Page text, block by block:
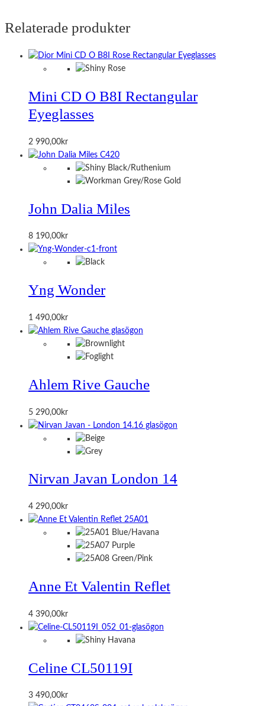
Relaterade produkter
Mini CD O B8I Rectangular
Eyeglasses
2 990,00kr
John Dalia Miles
8 190,00kr
Yng Wonder
1 490,00kr
Ahlem Rive Gauche
5 290,00kr
Nirvan Javan London 14
4 290,00kr
Anne Et Valentin Reflet
4 390,00kr
Celine CL50119I
3 490,00kr